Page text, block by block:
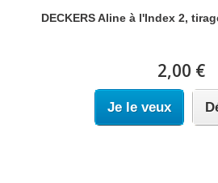
DECKERS Aline à l'Index 2,
2,00 €
Je le veux